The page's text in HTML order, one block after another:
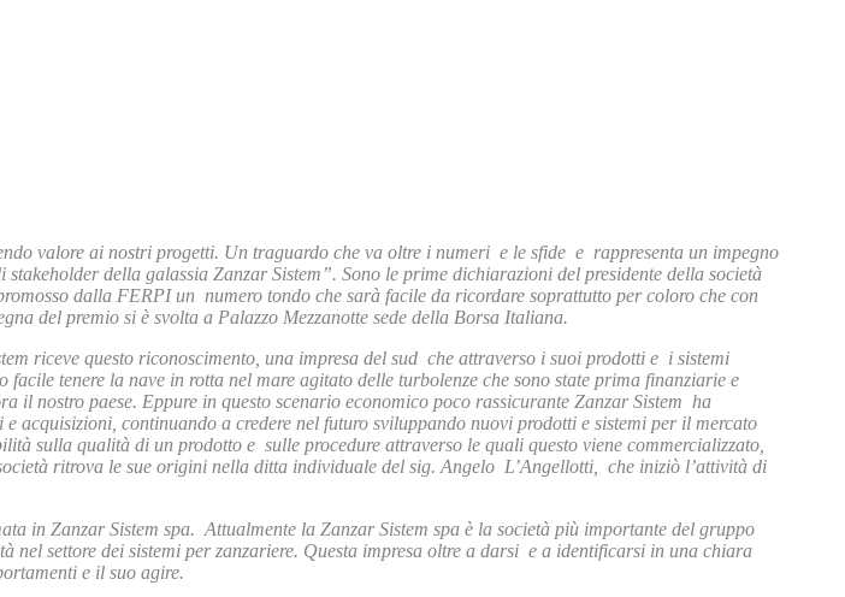
valore ai nostri progetti. Un traguardo che va oltre i numeri e le sfide e rappresenta un impegno
della galassia Zanzar Sistem”. Sono le prime dichiarazioni del presidente della società
dalla FERPI un numero tondo che sarà facile da ricordare soprattutto per coloro che con
del premio si è svolta a Palazzo Mezzanotte sede della Borsa Italiana.
riceve questo riconoscimento, una impresa del sud che attraverso i suoi prodotti e i sistemi
tenere la nave in rotta nel mare agitato delle turbolenze che sono state prima finanziarie e
il nostro paese. Eppure in questo scenario economico poco rassicurante Zanzar Sistem ha
acquisizioni, continuando a credere nel futuro sviluppando nuovi prodotti e sistemi per il mercato
sulla qualità di un prodotto e sulle procedure attraverso le quali questo viene commercializzato,
ritrova le sue origini nella ditta individuale del sig. Angelo L’Angellotti, che iniziò l’attività di
in Zanzar Sistem spa. Attualmente la Zanzar Sistem spa è la società più importante del gruppo
settore dei sistemi per zanzariere. Questa impresa oltre a darsi e a identificarsi in una chiara
e il suo agire.